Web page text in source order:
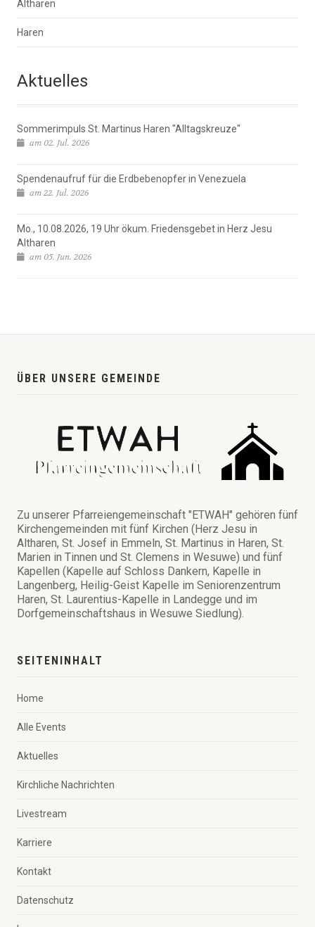
Altharen
Haren
Aktuelles
Sommerimpuls St. Martinus Haren "Alltagskreuze"
am 02. Jul. 2026
Spendenaufruf für die Erdbebenopfer in Venezuela
am 22. Jul. 2026
Mo., 10.08.2026, 19 Uhr ökum. Friedensgebet in Herz Jesu
Altharen
am 05. Jun. 2026
ÜBER UNSERE GEMEINDE
Zu unserer Pfarreiengemeinschaft "ETWAH" gehören fünf
Kirchengemeinden mit fünf Kirchen (Herz Jesu in
Altharen, St. Josef in Emmeln, St. Martinus in Haren, St.
Marien in Tinnen und St. Clemens in Wesuwe) und fünf
Kapellen (Kapelle auf Schloss Dankern, Kapelle in
Langenberg, Heilig-Geist Kapelle im Seniorenzentrum
Haren, St. Laurentius-Kapelle in Landegge und im
Dorfgemeinschaftshaus in Wesuwe Siedlung).
SEITENINHALT
Home
Alle Events
Aktuelles
Kirchliche Nachrichten
Livestream
Karriere
Kontakt
Datenschutz